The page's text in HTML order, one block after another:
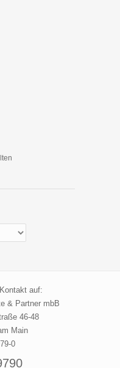
auf:
& Partner mbB
46-48
Main
0